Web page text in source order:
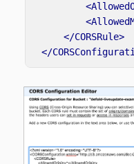
</CORSRule>
</